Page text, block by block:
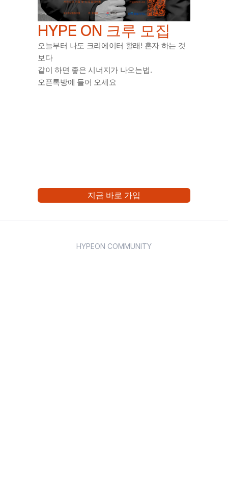
HYPE ON 크루 모집
오늘부터 나도 크리에이터 할래! 혼자 하는 것
보다
같이 하면 좋은 시너지가 나오는법.
오픈톡방에 들어 오세요
지금 바로 가입
HYPEON COMMUNITY